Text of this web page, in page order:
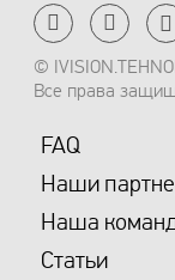
Я
Я
©
Все права
FAQ
Наши
Наша
Статьи